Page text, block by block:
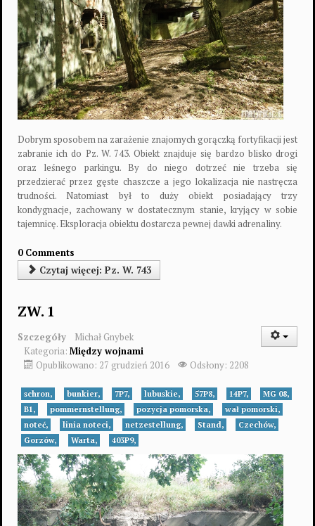
Dobrym sposobem na zarażenie znajomych gorączką fortyfikacji jest
zabranie ich do Pz. W. 743. Obiekt znajduje się bardzo blisko drogi
oraz leśnego parkingu. By do niego dotrzeć nie trzeba się
przedzierać przez gęste chaszcze a jego lokalizacja nie nastręcza
trudności. Natomiast był to duży obiekt posiadający trzy
kondygnacje, zachowany w dostatecznym stanie, kryjący w sobie
tajemnicę. Eksploracja obiektu dostarcza pewnej dawki adrenaliny.
0 Comments
Czytaj więcej: Pz. W. 743
ZW. 1
Szczegóły
Michał Gnybek
Kategoria: Między wojnami
Opublikowano: 27 grudzień 2016
Odsłony: 2208
schron, bunkier, 7P7, lubuskie, 57P8, 14P7,
MG 08,
B1,
pommernstellung, pozycja pomorska,
wał pomorski,
noteć,
linia noteci, netzestellung, Stand,
Czechów,
Gorzów,
Warta, 403P9,